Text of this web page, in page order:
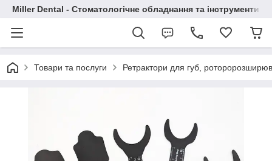
Miller Dental - Стоматологічне обладнання та інструменти
Товари та послуги Ретрактори для губ,